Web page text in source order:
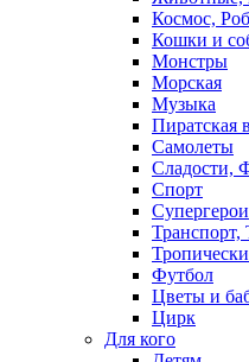
Космос,
Кошки и
Монстры
Морская
Музыка
Пиратская
Самолеты
Сладости,
Спорт
Супергерои
Футбол
Цветы и
Цирк
Для кого